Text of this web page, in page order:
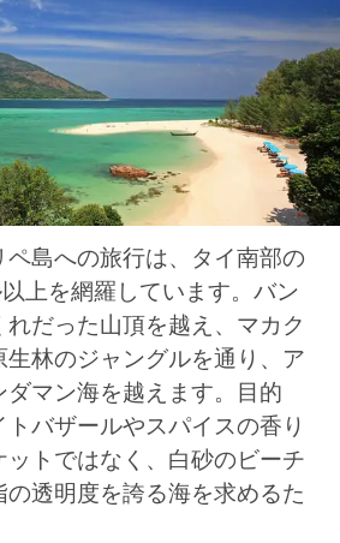
島への旅行は、タイ南部の
上を網羅しています。バン
だった山頂を越え、マカク
生林のジャングルを通り、ア
ダマン海を越えます。目的
バザールやスパイスの香り
トではなく、白砂のビーチ
透明度を誇る海を求めるた